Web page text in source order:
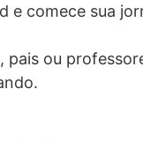
e comece sua
ou